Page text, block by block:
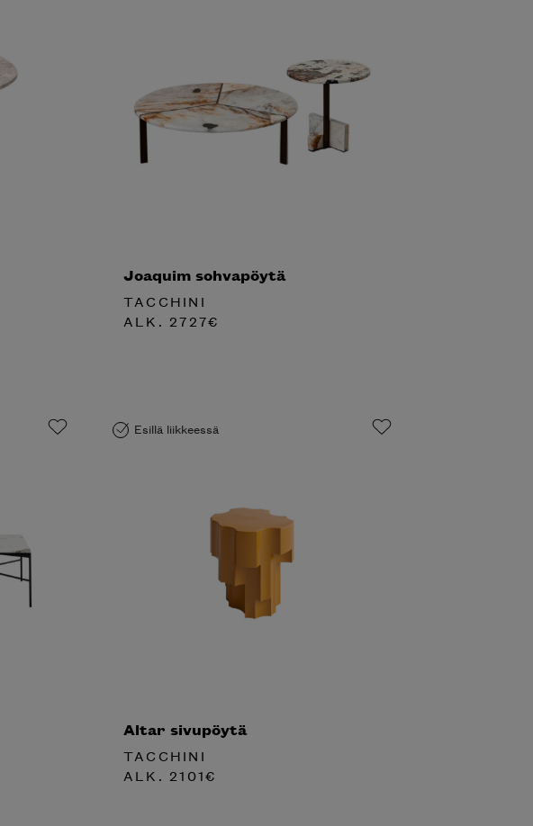
Joaquim sohvapöytä
TACCHINI
ALK. 2727€
Esillä liikkeessä
Altar sivupöytä
TACCHINI
ALK. 2101€